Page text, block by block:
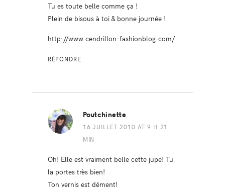
Tu es toute belle comme ça !
Plein de bisous à toi & bonne journée !
http://www.cendrillon-fashionblog.com/
RÉPONDRE
Poutchinette
16 JUILLET 2010 AT 9 H 21
MIN
Oh! Elle est vraiment belle cette jupe! Tu
la portes très bien!
Ton vernis est dément!